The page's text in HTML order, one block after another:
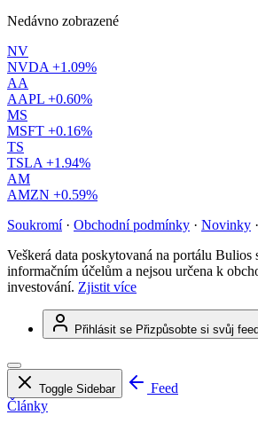
Nedávno zobrazené
NV
NVDA +1.09%
AA
AAPL +0.60%
MS
MSFT +0.16%
TS
TSLA +1.94%
AM
AMZN +0.59%
Soukromí · Obchodní podmínky · Novinky ·
Veškerá data poskytovaná na portálu Bulios
informačním účelům a nejsou určena k
investování. Zjistit více
Přihlásit se Přizpůsobte si svůj feed
Toggle Sidebar
Feed
Články